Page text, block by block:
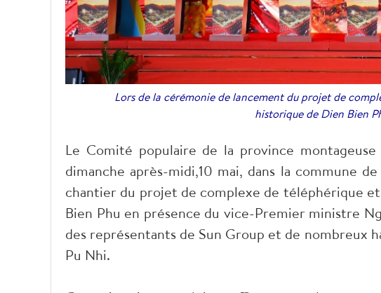
Lors de la cérémonie de lancement du projet de
historique de Dien Bien
Le Comité populaire de la province
dimanche après-midi,10 mai, dans la commune
chantier du projet de complexe de téléphérique
Bien Phu en présence du vice-Premier ministre
des représentants de Sun Group et de nombreux
Pu Nhi.